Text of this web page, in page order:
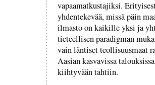
vapaamatkustajiksi.
yhdentekevää, missä päin
ilmasto on kaikille yksi ja
tieteellisen paradigman
vain läntiset teollisuusmaat
Aasian kasvavissa
kiihtyvään tahtiin.